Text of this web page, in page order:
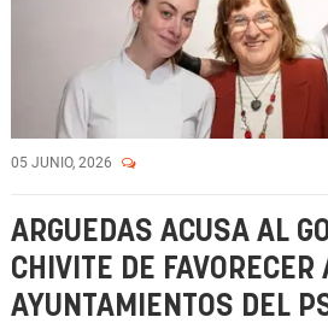
05 JUNIO, 2026
ARGUEDAS ACUSA AL
CHIVITE DE FAVORECER
AYUNTAMIENTOS DEL